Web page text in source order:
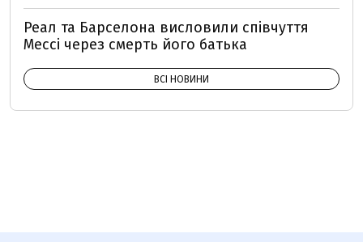
Реал та Барселона висловили співчуття
Мессі через смерть його батька
ВСІ НОВИНИ